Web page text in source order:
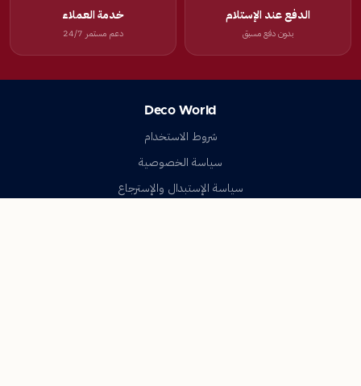
الدفع عند الإستلام
بدون دفع مسبق
خدمة العملاء
دعم مستمر 24/7
Deco World
شروط الاستخدام
سياسة الخصوصية
سياسة الإستبدال والإسترجاع